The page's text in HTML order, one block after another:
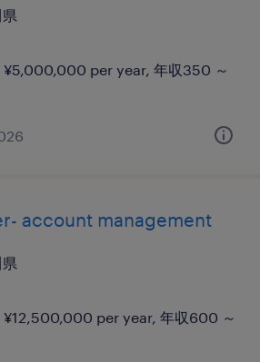
per year, 年収350 ～
account management
per year, 年収600 ～